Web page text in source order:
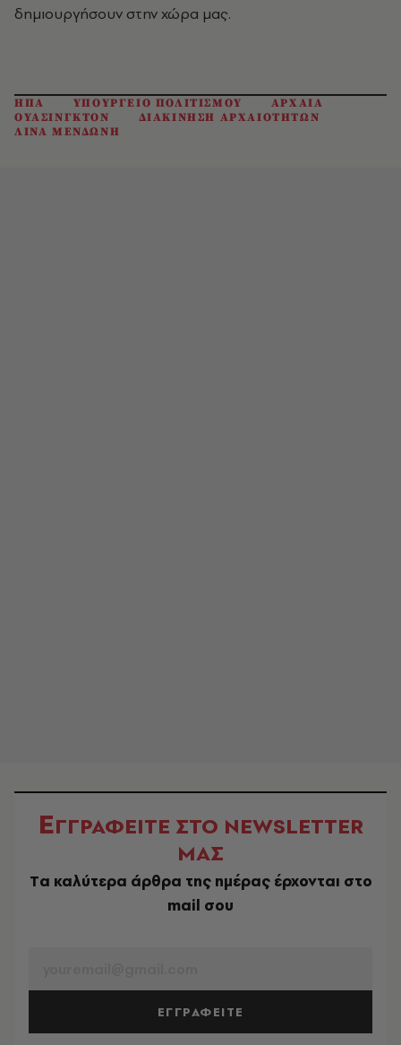
δημιουργήσουν στην χώρα μας.
ΗΠΑ ΥΠΟΥΡΓΕΙΟ ΠΟΛΙΤΙΣΜΟΥ
ΑΡΧΑΙΑ
ΟΥΑΣΙΝΓΚΤΟΝ
ΔΙΑΚΙΝΗΣΗ ΑΡΧΑΙΟΤΗΤΩΝ
ΛΙΝΑ ΜΕΝΔΩΝΗ
ΕΓΓΡΑΦΕΙΤΕ ΣΤΟ NEWSLETTER
ΜΑΣ
Tα καλύτερα άρθρα της ημέρας έρχονται στο
mail σου
ΕΓΓΡΑΦΕΙΤΕ